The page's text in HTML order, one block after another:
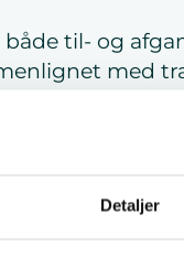
Detaljer
til- og
med
fleksibel